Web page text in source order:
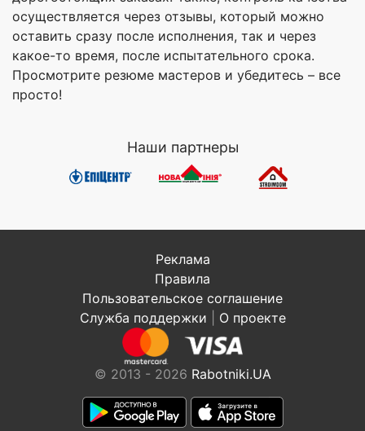
осуществляется через отзывы, который можно
оставить сразу после исполнения, так и через
какое-то время, после испытательного срока.
Просмотрите резюме мастеров и убедитесь – все
просто!
Наши партнеры
Реклама
Правила
Пользовательское соглашение
Служба поддержки
О проекте
© 2013 - 2026 Rabotniki.UA